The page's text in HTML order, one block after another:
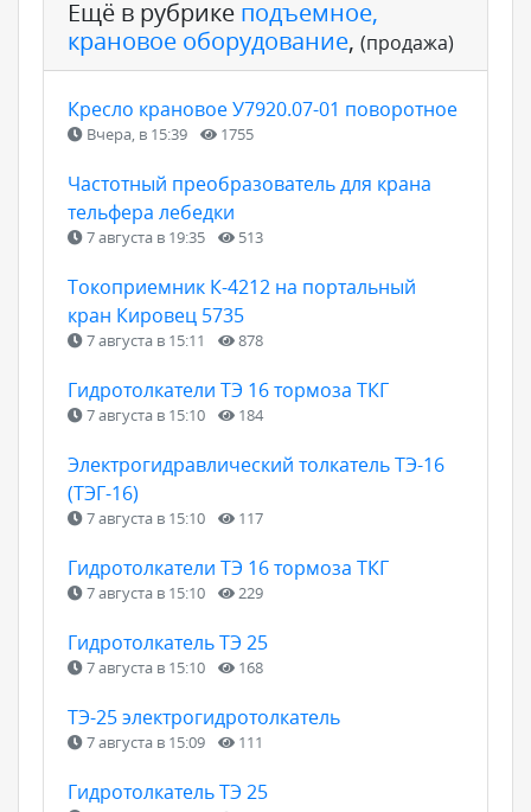
Ещё в рубрике подъемное,
крановое оборудование, (продажа)
Кресло крановое У7920.07-01 поворотное
Вчера, в 15:39 1755
Частотный преобразователь для крана
тельфера лебедки
7 августа в 19:35 513
Токоприемник К-4212 на портальный
кран Кировец 5735
7 августа в 15:11 878
Гидротолкатели ТЭ 16 тормоза ТКГ
7 августа в 15:10 184
Электрогидравлический толкатель ТЭ-16
(ТЭГ-16)
7 августа в 15:10 117
Гидротолкатели ТЭ 16 тормоза ТКГ
7 августа в 15:10 229
Гидротолкатель ТЭ 25
7 августа в 15:10 168
ТЭ-25 электрогидротолкатель
7 августа в 15:09 111
Гидротолкатель ТЭ 25